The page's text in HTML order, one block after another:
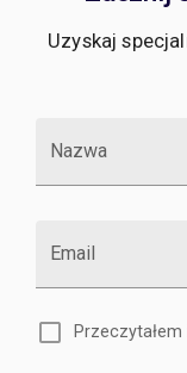
Uzyskaj
Nazwa
Email